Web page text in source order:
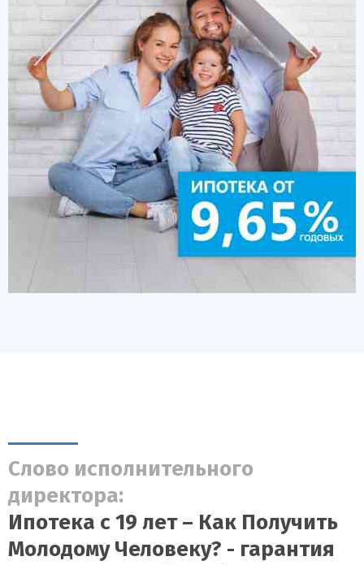
Слово исполнительного
директора:
Ипотека с 19 лет – Как Получить
Молодому Человеку? - гарантия